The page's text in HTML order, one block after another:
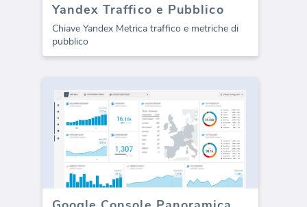
Yandex Traffico e Pubblico
Chiave Yandex Metrica traffico e metriche di
pubblico